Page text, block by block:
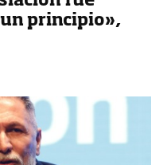
principio»,